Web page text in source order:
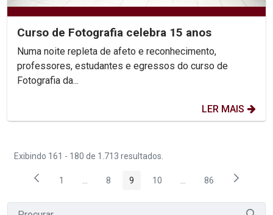
Curso de Fotografia celebra 15 anos
Numa noite repleta de afeto e reconhecimento,
professores, estudantes e egressos do curso de
Fotografia da...
LER MAIS
Exibindo 161 - 180 de 1.713 resultados.
Página
1 ...Páginas intermediárias Usar ABA para navegar.
Página
8 Página
9 Página
10 ...PáginasPágina
86